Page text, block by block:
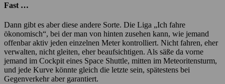
Fast …
Dann gibt es aber diese andere Sorte. Die Liga „Ich fahre
ökonomisch“, bei der man von hinten zusehen kann, wie jemand
offenbar aktiv jeden einzelnen Meter kontrolliert. Nicht fahren, eher
verwalten, nicht gleiten, eher beaufsichtigen. Als säße da vorne
jemand im Cockpit eines Space Shuttle, mitten im Meteoritensturm,
und jede Kurve könnte gleich die letzte sein, spätestens bei
Gegenverkehr aber garantiert.